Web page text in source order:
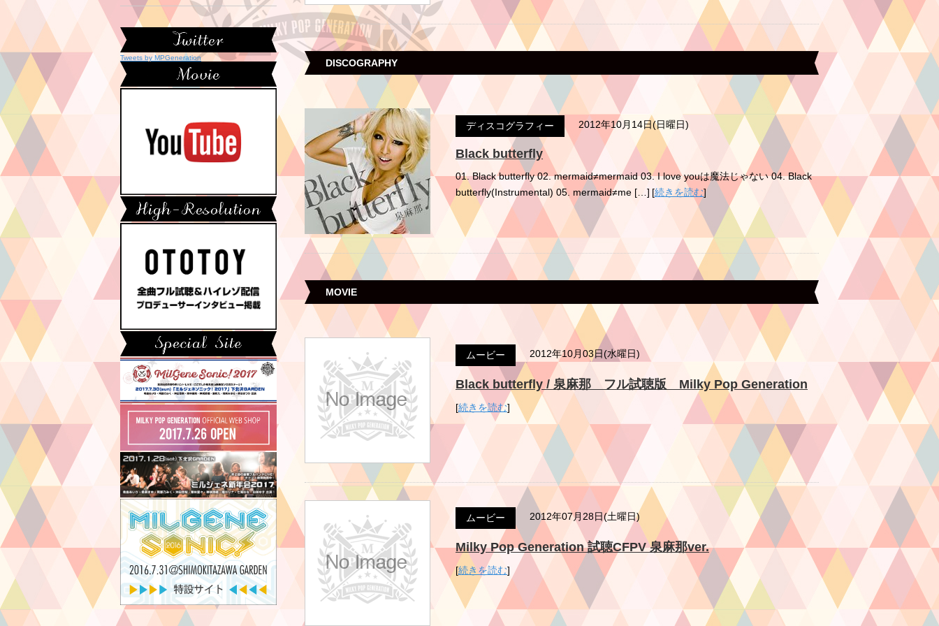
DISCOGRAPHY
ディスコグラフィー 2012年10月14日(日曜日)
Black butterfly
01. Black butterfly 02. mermaid≠mermaid 03. I love youは魔法じゃない 04. Black
butterfly(Instrumental) 05. mermaid≠me […] [続きを読む]
MOVIE
ムービー 2012年10月03日(水曜日)
Black butterfly / 泉麻那 フル試聴版 Milky Pop Generation
[続きを読む]
ムービー 2012年07月28日(土曜日)
Milky Pop Generation 試聴CFPV 泉麻那ver.
[続きを読む]
Tweets by MPGeneration